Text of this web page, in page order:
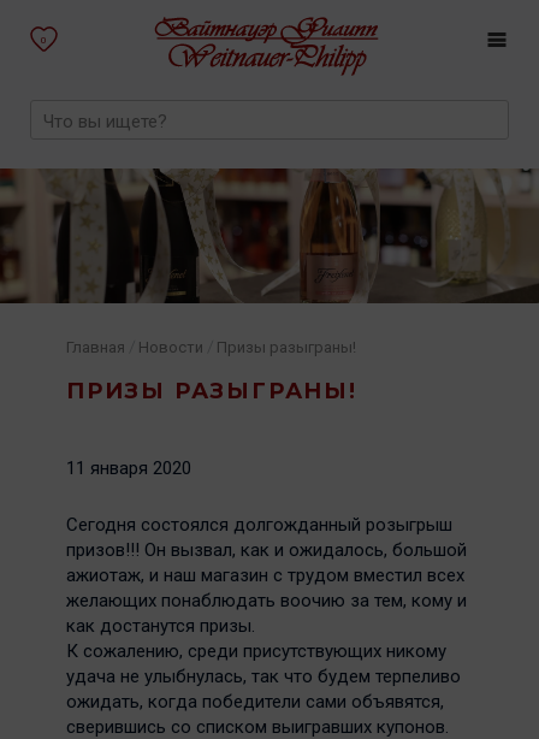
0
ПРИЗЫ РАЗЫГРАНЫ!
Главная Новости Призы разыграны!
11 января 2020
Сегодня состоялся долгожданный розыгрыш
призов!!! Он вызвал, как и ожидалось, большой
ажиотаж, и наш магазин с трудом вместил всех
желающих понаблюдать воочию за тем, кому и
как достанутся призы.
К сожалению, среди присутствующих никому
удача не улыбнулась, так что будем терпеливо
ожидать, когда победители сами объявятся,
сверившись со списком выигравших купонов.